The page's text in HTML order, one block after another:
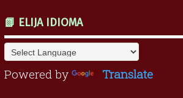
📗 ELIJA IDIOMA
Powered by Translate